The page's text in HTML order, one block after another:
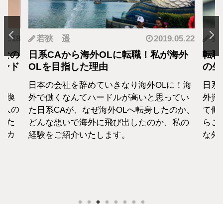
の
ド
換
人の
た
カ
若狭 遥 2019.05.22
日系CAから海外OLに転職！私が海外
OLを目指した理由
日本の会社を辞めていきなり海外OLに！海
外で働くなんてハードルが高いと思ってい
た日系CAが、なぜ海外OLへ転身したのか、
どんな想いで海外に飛び出したのか、私の
経験をご紹介いたします。
羽
転
の
日
外資
て働
らこ
な外